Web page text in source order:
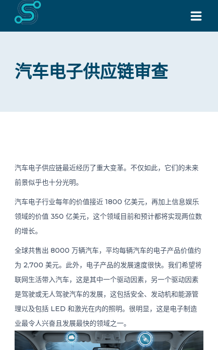
关于
最新消息
Request for Quote
ZH
汽车电子供应链审查
汽车电子供应链最近经历了重大变革。不仅如此，它们的未来
前景似乎也十分光明。
汽车电子行业每年的价值接近 1800 亿美元，再加上信息娱乐
领域的价值 350 亿美元，这个领域目前和预计都将实现两位数
的增长。
全球共售出 8000 万辆汽车，平均每辆汽车的电子产品价值约
为 2,700 美元。此外，电子产品的发展速度很快。我们希望将
联网生活带入汽车，这是其中一个驱动因素，另一个驱动因素
是驾驶或无人驾驶汽车的发展，这包括安全、发动机和能源管
理以及包括 LED 和激光在内的照明。很明显，这是电子制造
业最令人兴奋且发展最快的领域之一。